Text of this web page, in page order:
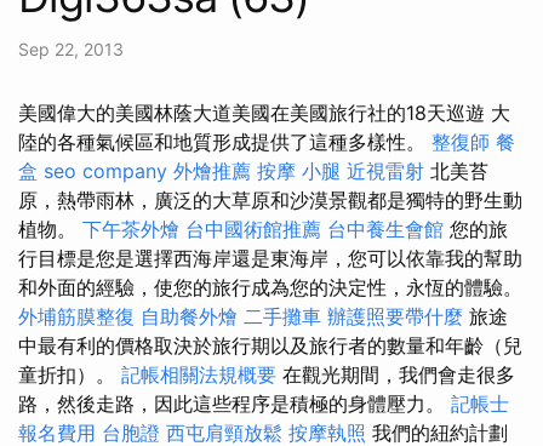
Sep 22, 2013
美國偉大的美國林蔭大道美國在美國旅行社的18天巡遊 大
陸的各種氣候區和地質形成提供了這種多樣性。 整復師 餐
盒 seo company 外燴推薦 按摩 小腿 近視雷射 北美苔
原，熱帶雨林，廣泛的大草原和沙漠景觀都是獨特的野生動
植物。 下午茶外燴 台中國術館推薦 台中養生會館 您的旅
行目標是您是選擇西海岸還是東海岸，您可以依靠我的幫助
和外面的經驗，使您的旅行成為您的決定性，永恆的體驗。
外埔筋膜整復 自助餐外燴 二手攤車 辦護照要帶什麼 旅途
中最有利的價格取決於旅行期以及旅行者的數量和年齡（兒
童折扣）。 記帳相關法規概要 在觀光期間，我們會走很多
路，然後走路，因此這些程序是積極的身體壓力。 記帳士
報名費用 台胞證 西屯肩頸放鬆 按摩執照 我們的紐約計劃